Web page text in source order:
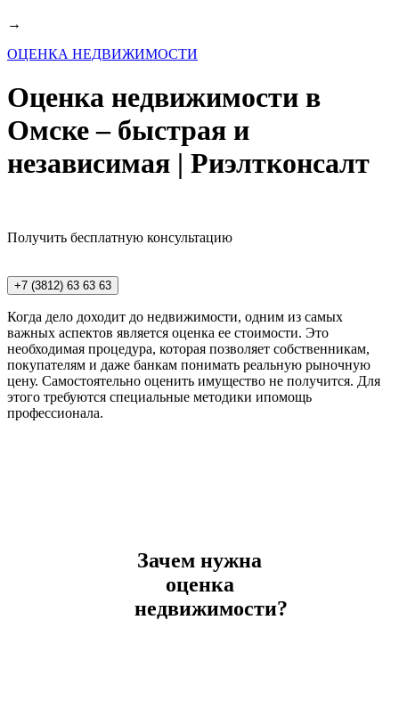
→
ОЦЕНКА НЕДВИЖИМОСТИ
Оценка недвижимости в
Омске – быстрая и
независимая | Риэлтконсалт
Получить бесплатную консультацию
+7 (3812) 63 63 63
Когда дело доходит до недвижимости, одним из самых
важных аспектов является оценка ее стоимости. Это
необходимая процедура, которая позволяет собственникам,
покупателям и даже банкам понимать реальную рыночную
цену. Самостоятельно оценить имущество не получится. Для
этого требуются специальные методики ипомощь
профессионала.
Зачем нужна
оценка
недвижимости?